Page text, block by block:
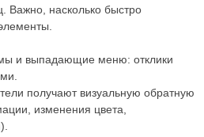
Важно, насколько быстро
и выпадающие меню: отклики
получают визуальную обратную
изменения цвета,